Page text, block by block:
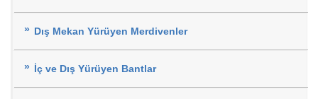
Dış Mekan Yürüyen Merdivenler
İç ve Dış Yürüyen Bantlar